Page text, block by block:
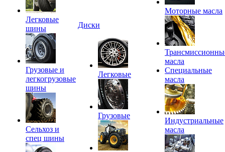
Легковые
шины
Грузовые и
легкогрузовые
шины
Сельхоз и
спец шины
Диски
Легковые
Грузовые
Моторные масла
масла
Специальные
масла
Индустриальные
масла